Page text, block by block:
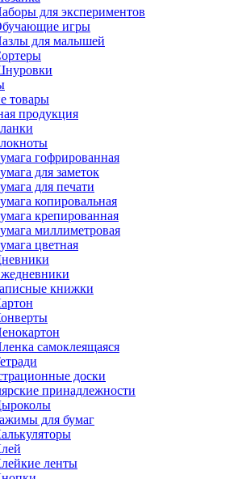
для экспериментов
игры
для малышей
товары
продукция
гофрированная
для заметок
для печати
копировальная
крепированная
миллиметровая
цветная
книжки
самоклеящаяся
доски
принадлежности
для бумаг
ленты